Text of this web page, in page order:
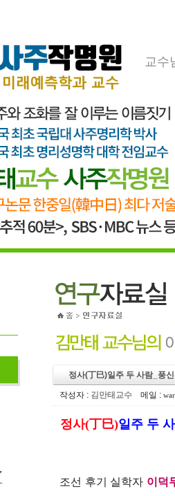
교수
정사(丁巳)일주 두 사람_풍
작성자 : 김만태교수 메일 :
정사(丁巳)일주 두
조선 후기 실학자 이덕